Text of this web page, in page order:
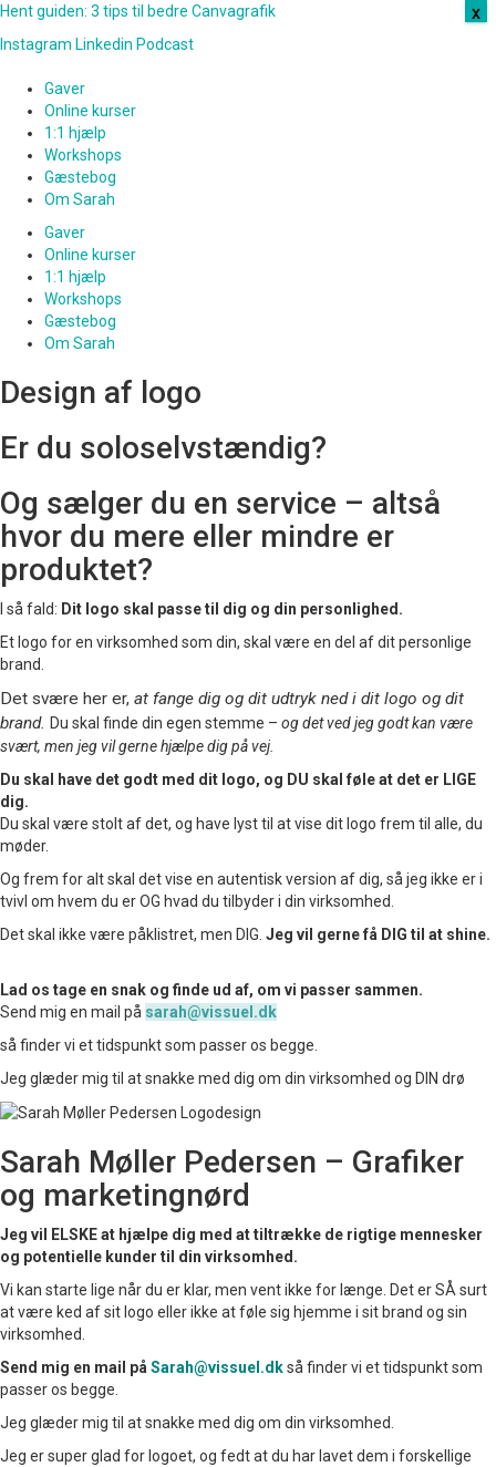
Hent guiden: 3 tips til bedre Canvagrafik
Instagram Linkedin Podcast
Gaver
Online kurser
1:1 hjælp
Workshops
Gæstebog
Om Sarah
Gaver
Online kurser
1:1 hjælp
Workshops
Gæstebog
Om Sarah
Design af logo
Er du soloselvstændig?
Og sælger du en service – altså
hvor du mere eller mindre er
produktet?
I så fald: Dit logo skal passe til dig og din personlighed.
Et logo for en virksomhed som din, skal være en del af dit personlige
brand.
Det svære her er, at fange dig og dit udtryk ned i dit logo og dit
brand. Du skal finde din egen stemme – og det ved jeg godt kan være
svært, men jeg vil gerne hjælpe dig på vej.
Du skal have det godt med dit logo, og DU skal føle at det er LIGE
dig.
Du skal være stolt af det, og have lyst til at vise dit logo frem til alle, du
møder.
Og frem for alt skal det vise en autentisk version af dig, så jeg ikke er i
tvivl om hvem du er OG hvad du tilbyder i din virksomhed.
Det skal ikke være påklistret, men DIG. Jeg vil gerne få DIG til at shine.
Lad os tage en snak og finde ud af, om vi passer sammen.
Send mig en mail på sarah@vissuel.dk
så finder vi et tidspunkt som passer os begge.
Jeg glæder mig til at snakke med dig om din virksomhed og DIN drø
Sarah Møller Pedersen – Grafiker
og marketingnørd
Jeg vil ELSKE at hjælpe dig med at tiltrække de rigtige mennesker
og potentielle kunder til din virksomhed.
Vi kan starte lige når du er klar, men vent ikke for længe. Det er SÅ surt
at være ked af sit logo eller ikke at føle sig hjemme i sit brand og sin
virksomhed.
Send mig en mail påSarah@vissuel.dkså finder vi et tidspunkt som
passer os begge.
Jeg glæder mig til at snakke med dig om din virksomhed.
Jeg er super glad for logoet, og fedt at du har lavet dem i forskellige
x